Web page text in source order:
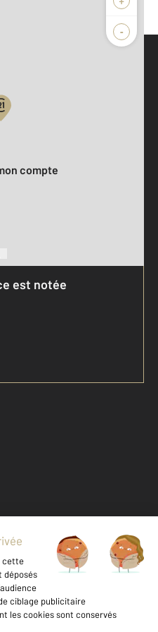
-
compte
est notée